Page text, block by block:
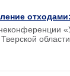
области.